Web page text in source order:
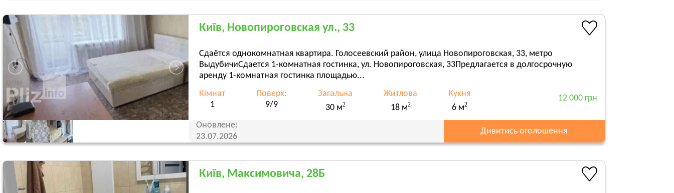
Київ, Новопироговская ул., 33
Сдаётся однокомнатная квартира. Голосеевский район, улица Новопироговская, 33, метро
ВыдубичиСдается 1-комнатная гостинка, ул. Новопироговская, 33Предлагается в долгосрочную
аренду 1-комнатная гостинка площадью...
Кімнат
1
Поверх:
9/9
Загальна
30 м2
Житлова
18 м2
Кухня
6 м2
12 000 грн
Оновлене:
23.07.2026
Дивитись оголошення
Київ, Максимовича, 28Б